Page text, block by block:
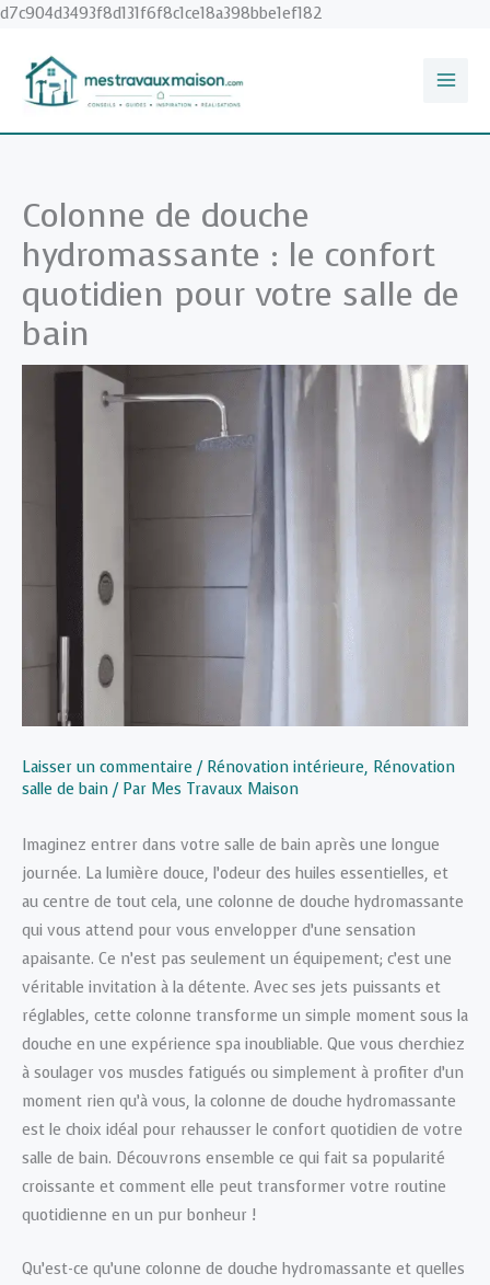
d7c904d3493f8d131f6f8c1ce18a398bbe1ef182
Colonne de douche
hydromassante : le confort
quotidien pour votre salle de
bain
Laisser un commentaire / Rénovation intérieure, Rénovation
salle de bain / Par Mes Travaux Maison
Imaginez entrer dans votre salle de bain après une longue
journée. La lumière douce, l’odeur des huiles essentielles, et
au centre de tout cela, une colonne de douche hydromassante
qui vous attend pour vous envelopper d’une sensation
apaisante. Ce n’est pas seulement un équipement; c’est une
véritable invitation à la détente. Avec ses jets puissants et
réglables, cette colonne transforme un simple moment sous la
douche en une expérience spa inoubliable. Que vous cherchiez
à soulager vos muscles fatigués ou simplement à profiter d’un
moment rien qu’à vous, la colonne de douche hydromassante
est le choix idéal pour rehausser le confort quotidien de votre
salle de bain. Découvrons ensemble ce qui fait sa popularité
croissante et comment elle peut transformer votre routine
quotidienne en un pur bonheur !
Qu’est-ce qu’une colonne de douche hydromassante et quelles